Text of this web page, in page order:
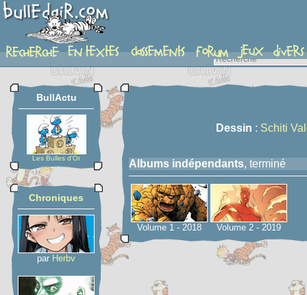
serie
BullActu
Les Bulles d'Or
Chroniques
par Herbv
Dessin : Schiti
Albums indépendants, terminé
Volume 1 - 2018 Volume 2 - 2019